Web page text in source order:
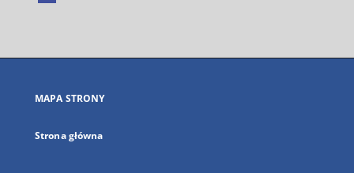
się
karcie
MAPA STRONY
Strona główna